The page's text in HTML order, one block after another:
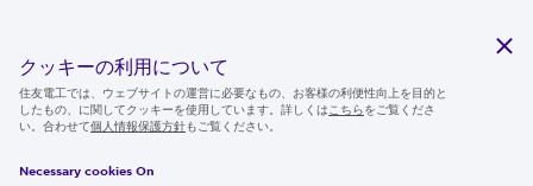
ニュースルーム
IR情報
採用情報
クッキーの利用について
住友電工では、ウェブサイトの運営に必要なもの、お客様の利便性向上を目的と
したもの、に関してクッキーを使用しています。詳しくは こちらをご覧くださ
い。合わせて個人情報保護方針もご覧ください。
Necessary cookies On